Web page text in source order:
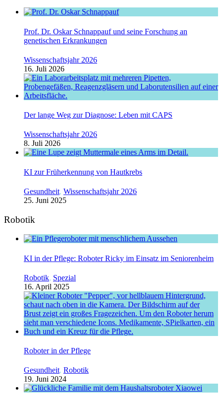
Prof. Dr. Oskar Schnappauf und seine Forschung an
genetischen Erkrankungen
Wissenschaftsjahr 2026
16. Juli 2026
Der lange Weg zur Diagnose: Leben mit CAPS
Wissenschaftsjahr 2026
8. Juli 2026
KI zur Früherkennung von Hautkrebs
Gesundheit, Wissenschaftsjahr 2026
25. Juni 2025
Robotik
KI in der Pflege: Roboter Ricky im Einsatz im Seniorenheim
Robotik, Spezial
16. April 2025
Roboter in der Pflege
Gesundheit, Robotik
19. Juni 2024